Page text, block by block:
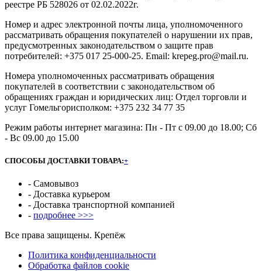
реестре РБ 528026 от 02.02.2022г.
Номер и адрес электронной почты лица, уполномоченного
рассматривать обращения покупателей о нарушении их прав,
предусмотренных законодательством о защите прав
потребителей: +375 017 25-000-25. Email: krepeg.pro@mail.ru.
Номера уполномоченных рассматривать обращения
покупателей в соответствии с законодательством об
обращениях граждан и юридических лиц: Отдел торговли и
услуг Гомельгорисполком: +375 232 34 77 35
Режим работы интернет магазина: Пн - Пт с 09.00 до 18.00; Сб
- Вс 09.00 до 15.00
СПОСОБЫ ДОСТАВКИ ТОВАРА:+
- Самовывоз
- Доставка курьером
- Доставка транспортной компанией
- подробнее >>>
Все права защищены. Крепёж
Политика конфиденциальности
Обработка файлов cookie